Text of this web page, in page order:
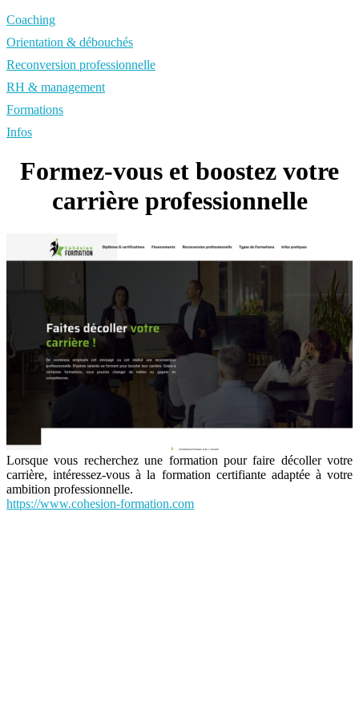
Coaching
Orientation & débouchés
Reconversion professionnelle
RH & management
Formations
Infos
Formez-vous et boostez votre
carrière professionnelle
Lorsque vous recherchez une formation pour faire décoller votre
carrière, intéressez-vous à la formation certifiante adaptée à votre
ambition professionnelle.
https://www.cohesion-formation.com